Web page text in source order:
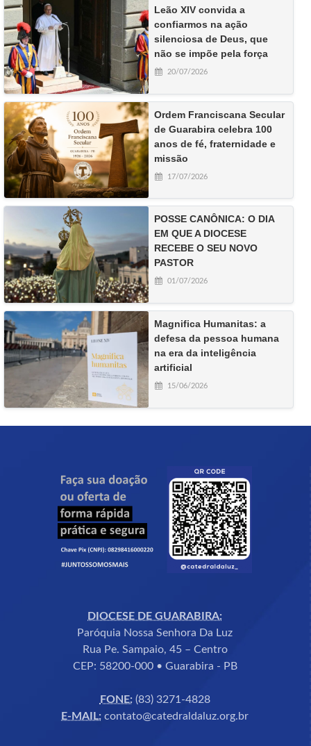
Leão XIV convida a
confiarmos na ação
silenciosa de Deus, que
não se impõe pela força
20/07/2026
Ordem Franciscana Secular
de Guarabira celebra 100
anos de fé, fraternidade e
missão
17/07/2026
POSSE CANÔNICA: O DIA
EM QUE A DIOCESE
RECEBE O SEU NOVO
PASTOR
01/07/2026
Magnifica Humanitas: a
defesa da pessoa humana
na era da inteligência
artificial
15/06/2026
DIOCESE DE GUARABIRA:
Paróquia Nossa Senhora Da Luz
Rua Pe. Sampaio, 45 – Centro
CEP: 58200-000 • Guarabira - PB
FONE:(83) 3271-4828
E-MAIL: contato@catedraldaluz.org.br